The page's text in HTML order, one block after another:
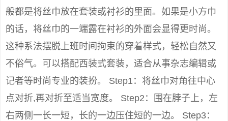
般都是将丝巾放在套装或衬衫的里面。如果是小方巾
的话，将丝巾的一端露在衬衫的外面会显得更时尚。
这种系法摆脱上班时间拘束的穿着样式，轻松自然又
不俗气。可以搭配西装式套装，适合从事杂志编辑或
记者等时尚专业的装扮。 Step1：将丝巾对角往中心
点对折,再对折至适当宽度。 Step2：围在脖子上，左
右两侧一长一短，长的一边压住短的一边。 Step3：